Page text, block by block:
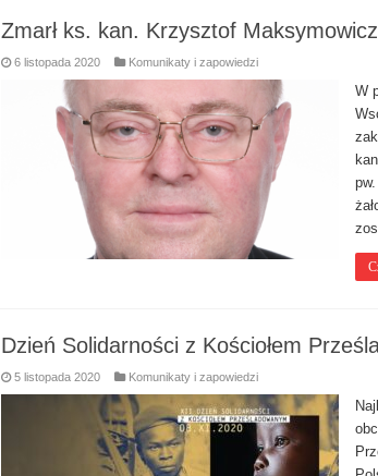
Zmarł ks. kan. Krzysztof Maksymowicz
6 listopada 2020 Komunikaty i zapowiedzi
W
Dzień Solidarności z Kościołem
5 listopada 2020 Komunikaty i zapowiedzi